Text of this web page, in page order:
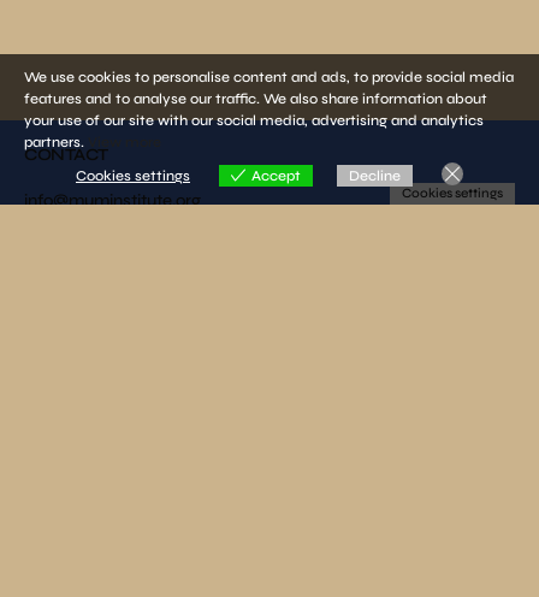
CONTACT
info@muminstitute.org
We use cookies to personalise content and ads, to provide social media
features and to analyse our traffic. We also share information about
your use of our site with our social media, advertising and analytics
partners.
Cookies settings
Accept Decline
Cookies settings